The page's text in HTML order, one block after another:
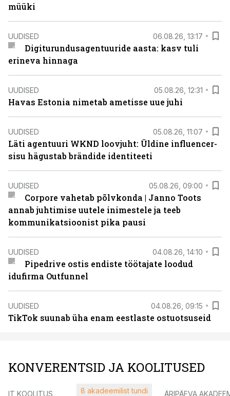
müüki
UUDISED 06.08.26, 13:17
Digiturundusagentuuride aasta: kasv tuli
erineva hinnaga
UUDISED 05.08.26, 12:31
Havas Estonia nimetab ametisse uue juhi
UUDISED 05.08.26, 11:07
Läti agentuuri WKND loovjuht: Üldine influencer-
sisu hägustab brändide identiteeti
UUDISED 05.08.26, 09:00
Corpore vahetab põlvkonda | Janno Toots
annab juhtimise uutele inimestele ja teeb
kommunikatsioonist pika pausi
UUDISED 04.08.26, 14:10
Pipedrive ostis endiste töötajate loodud
idufirma Outfunnel
UUDISED 04.08.26, 09:15
TikTok suunab üha enam eestlaste ostuotsuseid
KONVERENTSID JA KOOLITUSED
IT KOOLITUS 8 akadeemilist tundi ÄRIPÄEVA